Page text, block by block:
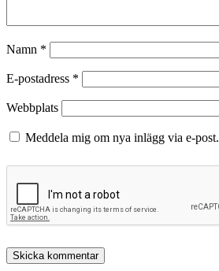
Namn *
E-postadress *
Webbplats
Meddela mig om nya inlägg via e-post.